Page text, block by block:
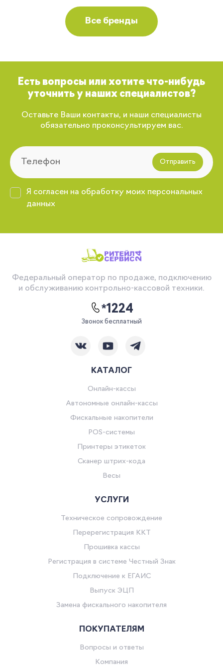
Все бренды
Есть вопросы или хотите что-нибудь
уточнить у наших специалистов?
Оставьте Ваши контакты, и наши специалисты
обязательно проконсультируем вас.
Отправить
Я согласен на обработку моих персональных
данных
Федеральный оператор по продаже, подключению
и обслуживанию контрольно-кассовой техники.
*1224
Звонок бесплатный
КАТАЛОГ
Онлайн-кассы
Автономные онлайн-кассы
Фискальные накопители
POS-системы
Принтеры этикеток
Сканер штрих-кода
Весы
УСЛУГИ
Техническое сопровождение
Перерегистрация ККТ
Прошивка кассы
Регистрация в системе Честный Знак
Подключение к ЕГАИС
Выпуск ЭЦП
Замена фискального накопителя
ПОКУПАТЕЛЯМ
Вопросы и ответы
Компания